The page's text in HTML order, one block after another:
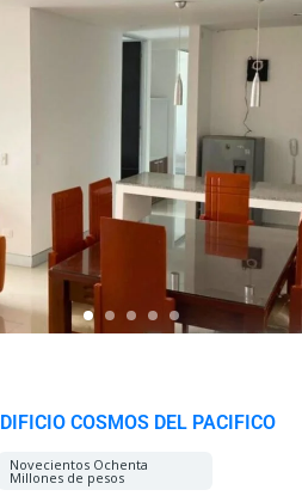
COSMOS DEL PACIFICO
Novecientos Ochenta
Millones de pesos